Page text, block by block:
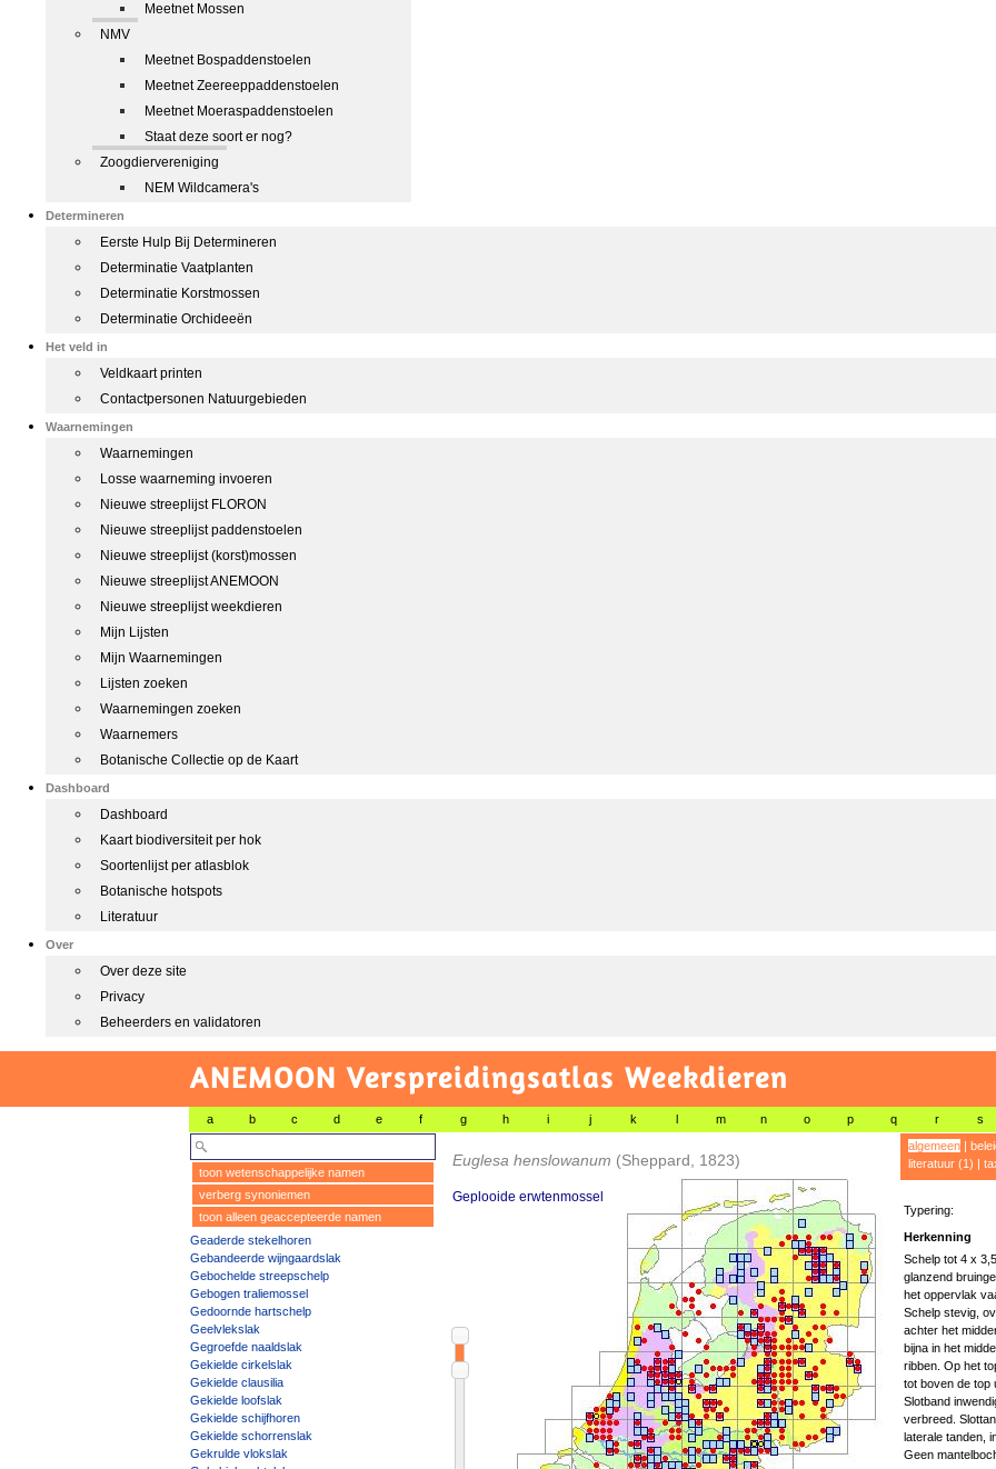
Meetnet Mossen
NMV
Meetnet Bospaddenstoelen
Meetnet Zeereeppaddenstoelen
Meetnet Moeraspaddenstoelen
Staat deze soort er nog?
Zoogdiervereniging
NEM Wildcamera's
Determineren
Eerste Hulp Bij Determineren
Determinatie Vaatplanten
Determinatie Korstmossen
Determinatie Orchideeën
Het veld in
Veldkaart printen
Contactpersonen Natuurgebieden
Waarnemingen
Waarnemingen
Losse waarneming invoeren
Nieuwe streeplijst FLORON
Nieuwe streeplijst paddenstoelen
Nieuwe streeplijst (korst)mossen
Nieuwe streeplijst ANEMOON
Nieuwe streeplijst weekdieren
Mijn Lijsten
Mijn Waarnemingen
Lijsten zoeken
Waarnemingen zoeken
Waarnemers
Botanische Collectie op de Kaart
Dashboard
Dashboard
Kaart biodiversiteit per hok
Soortenlijst per atlasblok
Botanische hotspots
Literatuur
Over
Over deze site
Privacy
Beheerders en validatoren
ANEMOON Verspreidingsatlas Weekdieren
a b c d e f g h i j k l m n o p q r s
toon wetenschappelijke namen
verberg synoniemen
toon alleen geaccepteerde namen
Geaderde stekelhoren
Gebandeerde wijngaardslak
Gebochelde streepschelp
Gebogen traliemossel
Gedoornde hartschelp
Geelvlekslak
Gegroefde naaldslak
Gekielde cirkelslak
Gekielde clausilia
Gekielde loofslak
Gekielde schijfhoren
Gekielde schorrenslak
Gekrulde vlokslak
Euglesa henslowanum (Sheppard, 1823)
Geplooide erwtenmossel
algemeen|
literatuur (1) |
Typering:
Herkenning
Schelp tot 4 x
glanzend
het oppervlak
Schelp stevig,
achter het
bijna in het
ribben. Op het
tot boven de top
Slotband
verbreed.
laterale tanden,
Geen